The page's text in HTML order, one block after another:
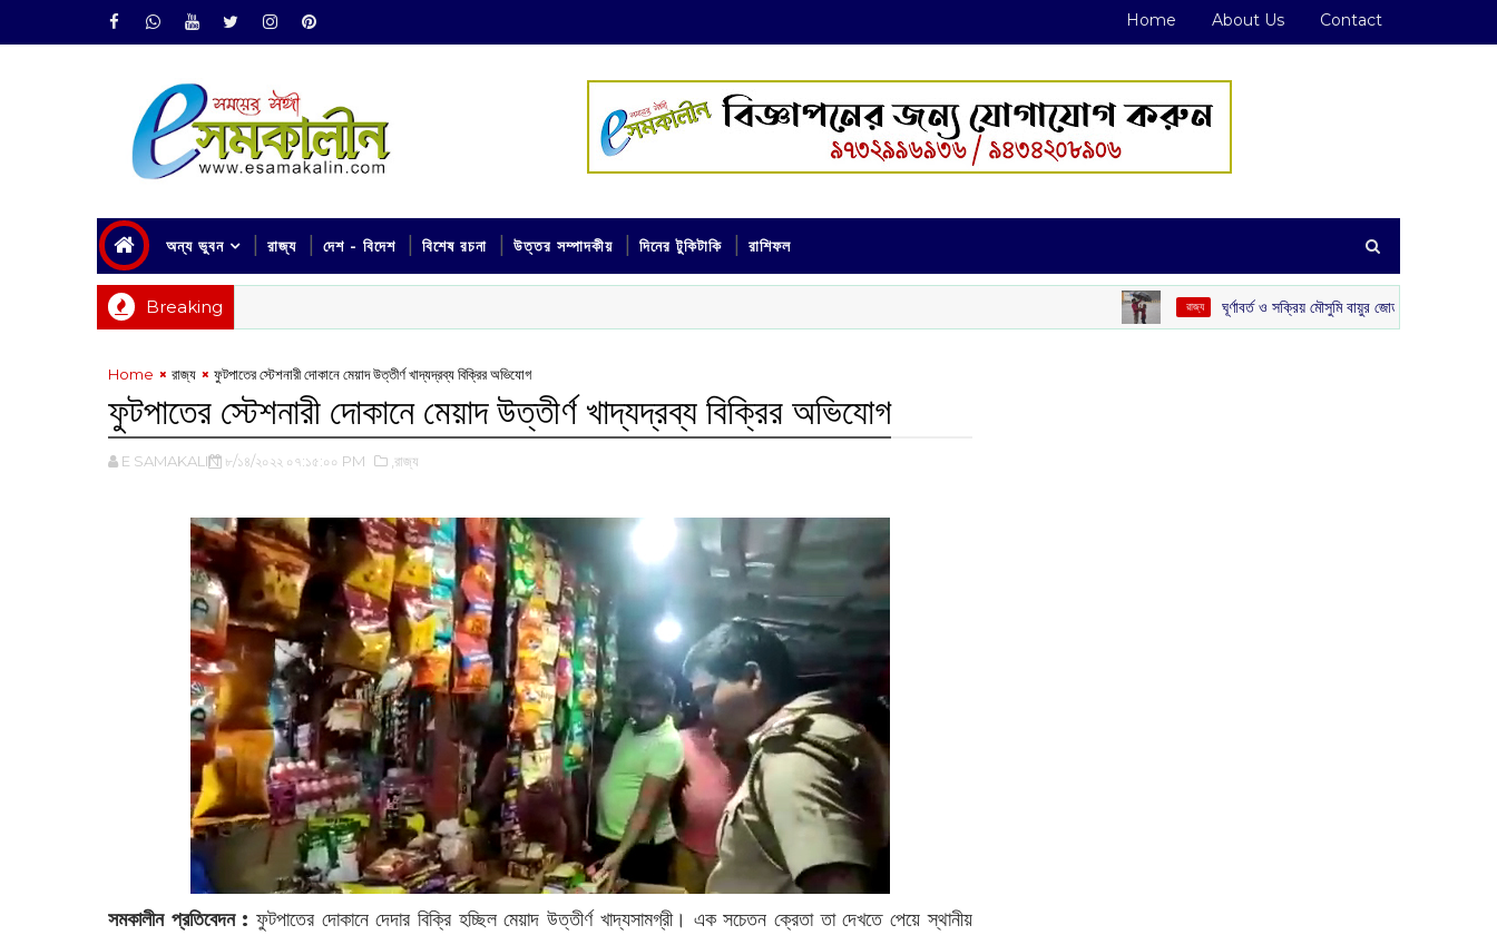
Home About Us Contact
অন্য ভুবন রাজ্য দেশ - বিদেশ বিশেষ রচনা উত্তর সম্পাদকীয় দিনের টুকিটাকি রাশিফল
Breaking ঘূর্ণাবর্ত ও সক্রিয় মৌসুমি বায়ুর জোড়া ফলা: দক্ষিণবঙ্গে ভারী বৃষ্টির সম্ভাবনা
Home রাজ্য ফুটপাতের স্টেশনারী দোকানে মেয়াদ উত্তীর্ণ খাদ্যদ্রব্য বিক্রির অভিযোগ
ফুটপাতের স্টেশনারী দোকানে মেয়াদ উত্তীর্ণ খাদ্যদ্রব্য বিক্রির অভিযোগ
E SAMAKALIN ৮/১৪/২০২২ ০৭:১৫:০০ PM ,রাজ্য
সমকালীন প্রতিবেদন : ফুটপাতের দোকানে দেদার বিক্রি হচ্ছিল মেয়াদ উত্তীর্ণ খাদ্যসামগ্রী। এক সচেতন ক্রেতা তা দেখতে পেয়ে স্থানীয়